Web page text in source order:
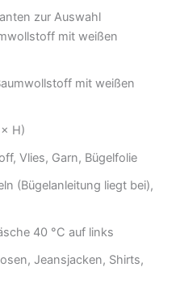
zur Auswahl
mit weißen
mit weißen
H)
Vlies, Garn, Bügelfolie
(Bügelanleitung liegt bei),
40 °C auf links
Jeansjacken, Shirts,